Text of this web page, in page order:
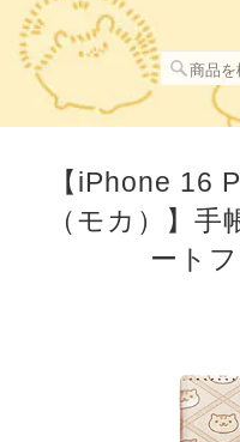
【iPhone 16
（モカ）】
ート